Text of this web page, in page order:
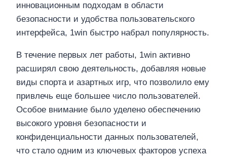
инновационным подходам в области
безопасности и удобства пользовательского
интерфейса, 1win быстро набрал популярность.
В течение первых лет работы, 1win активно
расширял свою деятельность, добавляя новые
виды спорта и азартных игр, что позволило ему
привлечь еще большее число пользователей.
Особое внимание было уделено обеспечению
высокого уровня безопасности и
конфиденциальности данных пользователей,
что стало одним из ключевых факторов успеха